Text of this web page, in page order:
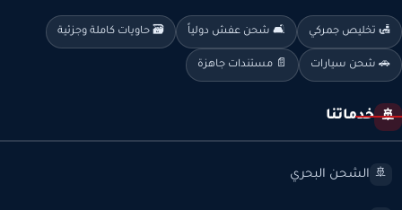
🛃 تخليص جمركي 🛋️ شحن عفش دولياً 🗃️ حاويات كاملة وجزئية
🚗 شحن سيارات 📄 مستندات جاهزة
🚢 خدماتنا
🚢 الشحن البحري